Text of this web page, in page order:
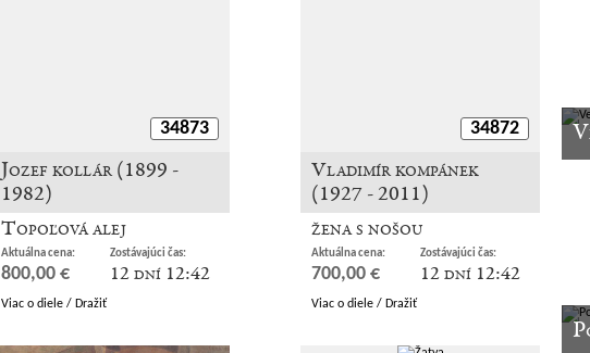
34873
Jozef kollár (1899 -
1982)
Topoľová alej
Aktuálna cena:
800,00 €
Zostávajúci čas:
12 dní 12:42
Viac o diele / Dražiť
34872
Vladimír kompánek
(1927 - 2011)
žena s nošou
Aktuálna cena:
700,00 €
Zostávajúci čas:
12 dní 12:42
Viac o diele / Dražiť